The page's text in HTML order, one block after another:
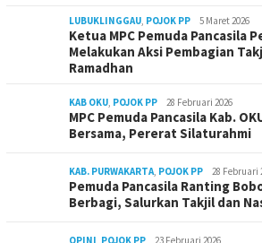
LUBUKLINGGAU, POJOK PP 5 Maret 2026
Ketua MPC Pemuda Pancasila
Melakukan Aksi Pembagian
Ramadhan
KAB OKU, POJOK PP 28 Februari 2026
MPC Pemuda Pancasila Kab.
Bersama, Pererat Silaturahmi
KAB. PURWAKARTA, POJOK PP 28 Februari
Pemuda Pancasila Ranting
Berbagi, Salurkan Takjil dan
OPINI, POJOK PP 23 Februari 2026